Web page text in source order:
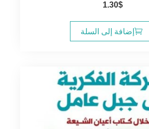
1.30$
إضافة إلى السلة